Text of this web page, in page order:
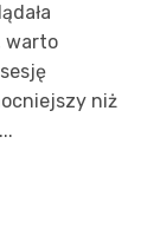
warto
niż